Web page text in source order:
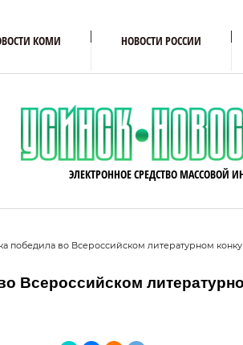
КОМИ НОВОСТИ РОССИИ
ЭЛЕКТРОННОЕ СРЕДСТВО МАССОВОЙ
победила во Всероссийском литературном
Всероссийском